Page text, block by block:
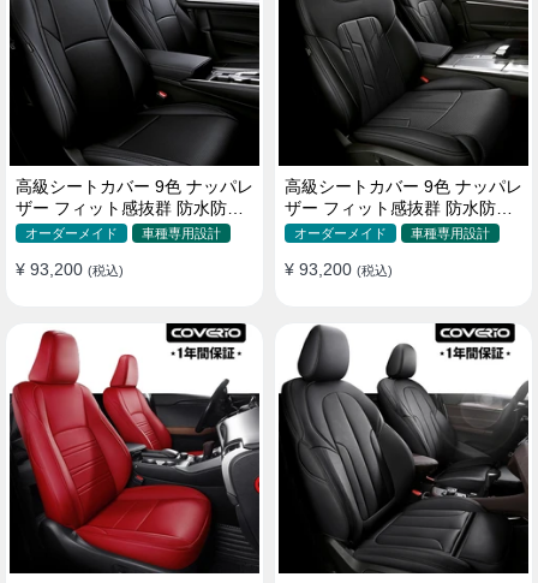
高級シートカバー 9色 ナッパレ
ザー フィット感抜群 防水防汚
オーダーメイド 全席セット
オーダーメイド 車種専用設計
¥ 93,200 (税込)
高級シートカバー 9色 ナッパレ
ザー フィット感抜群 防水防汚
オーダーメイド 全席セット
オーダーメイド 車種専用設計
¥ 93,200 (税込)